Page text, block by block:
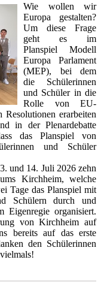
Wie wollen wir
Europa gestalten?
Um diese Frage
geht es im
Planspiel Modell
Europa Parlament
(MEP), bei dem
die Schülerinnen
und Schüler in die
Rolle von EU-
Resolutionen erarbeiten
in der Plenardebatte
das Planspiel von
und Schüler
und 14. Juli 2026 zehn
Kirchheim, welche
Tage das Planspiel mit
Schülern durch und
Eigenregie organisiert.
von Kirchheim auf
bereits auf das erste
den Schülerinnen